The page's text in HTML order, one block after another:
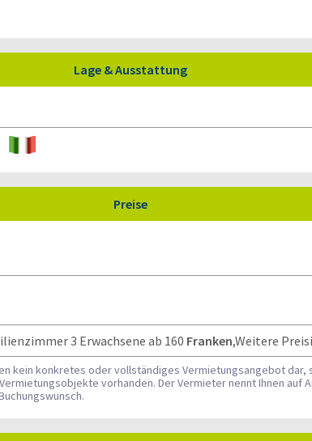
Lage & Ausstattung
Preise
3 Erwachsene ab 160 Franken,Weitere
kein konkretes oder vollständiges Vermietungsangebot
vorhanden. Der Vermieter nennt Ihnen auf